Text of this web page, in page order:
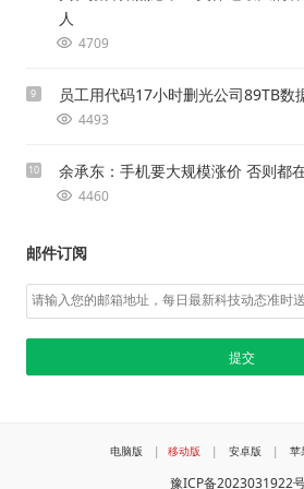
人
4709
9 员工用代码17小时删光公司89TB数
4493
10 余承东：手机要大规模涨价 否则都
4460
邮件订阅
电脑版 | 移动版 | 安卓版 | 苹
豫ICP备2023031922